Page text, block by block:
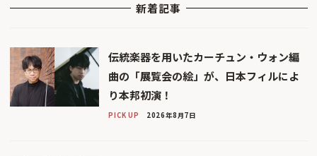
新着記事
伝統楽器を用いたカーチュン・ウォン編
曲の「展覧会の絵」が、日本フィルによ
り本邦初演！
PICK UP 2026年8月7日